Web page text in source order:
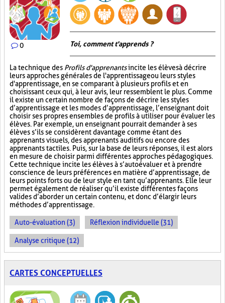
0 Toi, comment t'apprends ?
La technique des Profils d'apprenantsincite les élèves à décrire
leurs approches générales de l'apprentissage ou leurs styles
d'apprentissage, en se comparant à plusieurs profils et en
choisissant ceux qui, à leur avis, leur ressemblent le plus. Comme
il existe un certain nombre de façons de décrire les styles
d’apprentissage et les modes d’apprentissage, l’enseignant doit
choisir ses propres ensembles de profils à utiliser pour évaluer les
élèves. Par exemple, un enseignant pourrait demander à ses
élèves s’ils se considèrent davantage comme étant des
apprenants visuels, des apprenants auditifs ou encore des
apprenants tactiles. Puis, sur la base de leurs réponses, il est alors
en mesure de choisir parmi différentes approches pédagogiques.
Cette technique incite les élèves à s’autoévaluer et à prendre
conscience de leurs préférences en matière d’apprentissage, de
leurs points forts ou de leur style en tant qu’apprenants. Elle leur
permet également de réaliser qu’il existe différentes façons
valides d’aborder un certain contenu, et donc d’élargir leurs
méthodes d’apprentissage.
Auto-évaluation (3) Réflexion individuelle (31)
Analyse critique (12)
CARTES CONCEPTUELLES